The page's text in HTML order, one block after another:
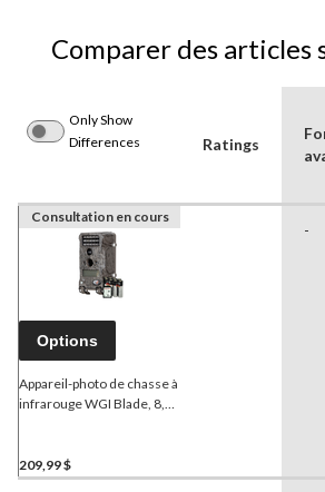
Comparer des articles
Only Show
Differences
Ratings
Consultation en cours
Options
Appareil-photo de chasse à
infrarouge WGI Blade, 8,0
209,99 $
-